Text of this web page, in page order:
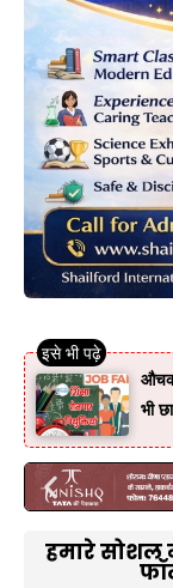
औचक
भी
हमारे सोशल